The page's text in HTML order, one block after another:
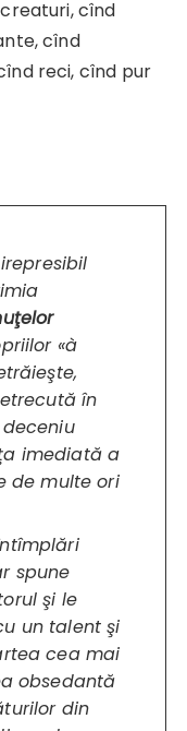
cînd
cînd
reci, cînd pur
«à
în
imediată a
de multe ori
spune
şi le
un talent şi
cea mai
obsedantă
din